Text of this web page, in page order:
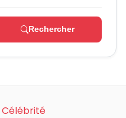
Rechercher
Célébrité